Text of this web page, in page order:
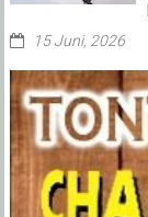
15 Juni, 2026